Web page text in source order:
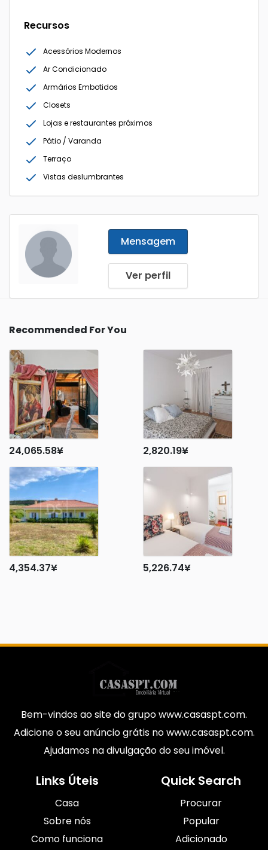
Recursos
Acessórios Modernos
Ar Condicionado
Armários Embotidos
Closets
Lojas e restaurantes próximos
Pátio / Varanda
Terraço
Vistas deslumbrantes
Mensagem
Ver perfil
Recommended For You
24,065.58¥ 2,820.19¥
4,354.37¥ 5,226.74¥
Bem-vindos ao site do grupo www.casaspt.com.
Adicione o seu anúncio grátis no www.casaspt.com.
Ajudamos na divulgação do seu imóvel.
Links Úteis
Casa
Sobre nós
Como funciona
Quick Search
Procurar
Popular
Adicionado